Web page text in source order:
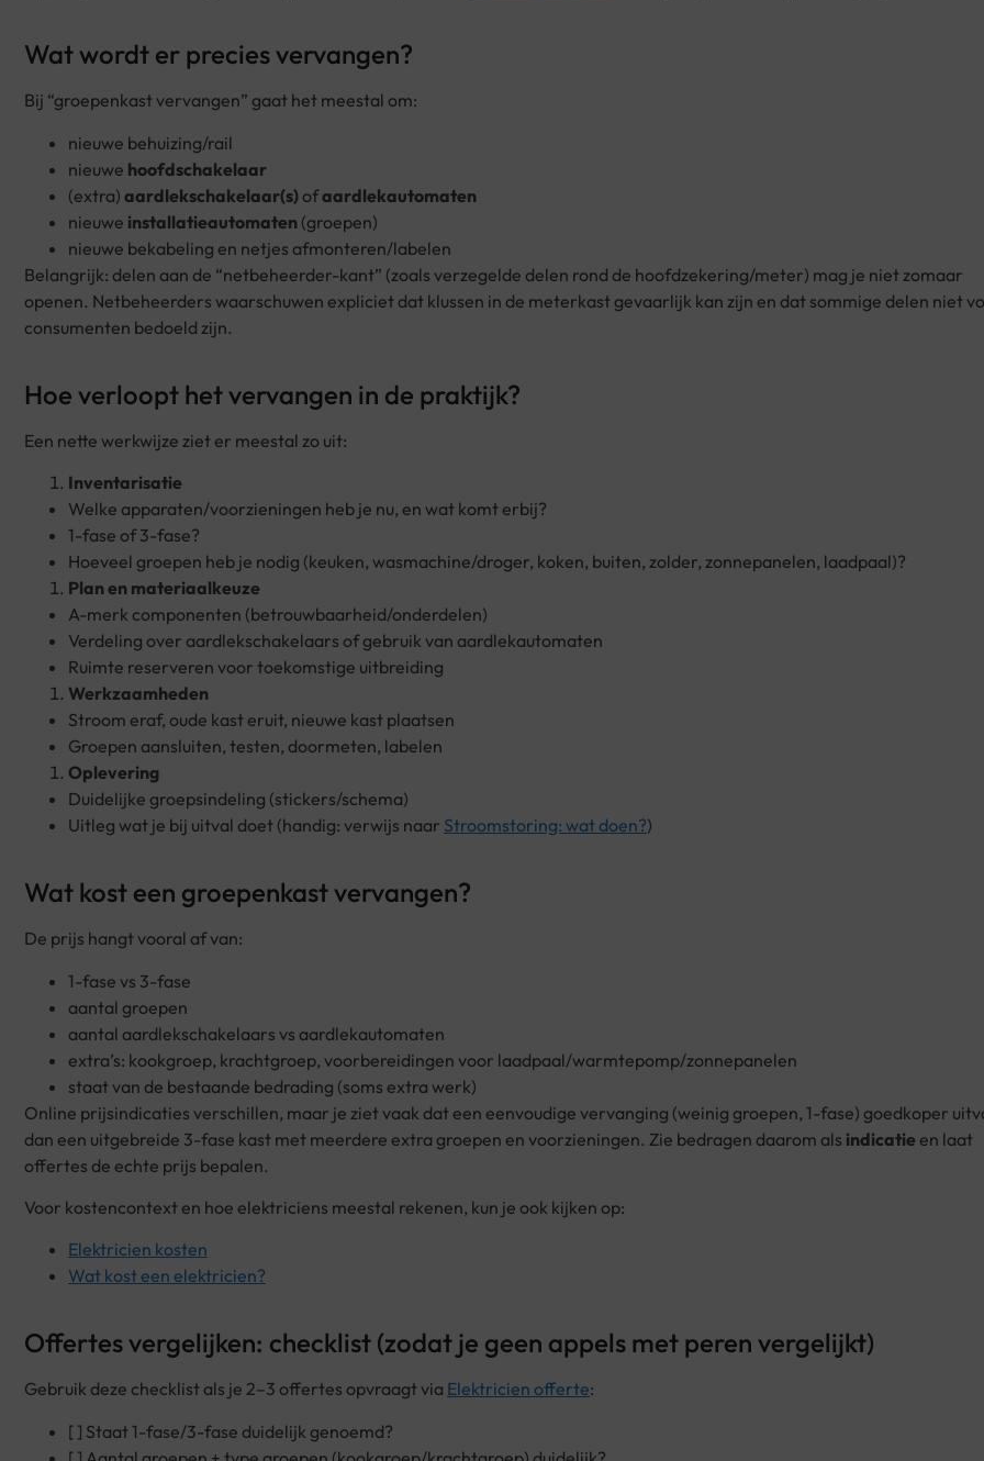
Wat wordt er precies vervangen?
Bij “groepenkast vervangen” gaat het meestal om:
nieuwe behuizing/rail
nieuwe hoofdschakelaar
(extra) aardlekschakelaar(s) ofaardlekautomaten
nieuwe installatieautomaten (groepen)
nieuwe bekabeling en netjes afmonteren/labelen
Belangrijk: delen aan de “netbeheerder-kant” (zoals verzegelde delen rond de hoofdzekering/meter) mag je niet zomaar
openen. Netbeheerders waarschuwen expliciet dat klussen in de meterkast gevaarlijk kan zijn en dat sommige delen niet
consumenten bedoeld zijn.
Hoe verloopt het vervangen in de praktijk?
Een nette werkwijze ziet er meestal zo uit:
Inventarisatie
Welke apparaten/voorzieningen heb je nu, en wat komt erbij?
1-fase of 3-fase?
Hoeveel groepen heb je nodig (keuken, wasmachine/droger, koken, buiten, zolder, zonnepanelen, laadpaal)?
Plan en materiaalkeuze
A-merk componenten (betrouwbaarheid/onderdelen)
Verdeling over aardlekschakelaars of gebruik van aardlekautomaten
Ruimte reserveren voor toekomstige uitbreiding
Werkzaamheden
Stroom eraf, oude kast eruit, nieuwe kast plaatsen
Groepen aansluiten, testen, doormeten, labelen
Oplevering
Duidelijke groepsindeling (stickers/schema)
Uitleg wat je bij uitval doet (handig: verwijs naar Stroomstoring: wat doen?)
Wat kost een groepenkast vervangen?
De prijs hangt vooral af van:
1-fase vs 3-fase
aantal groepen
aantal aardlekschakelaars vs aardlekautomaten
extra’s: kookgroep, krachtgroep, voorbereidingen voor laadpaal/warmtepomp/zonnepanelen
staat van de bestaande bedrading (soms extra werk)
Online prijsindicaties verschillen, maar je ziet vaak dat een eenvoudige vervanging (weinig groepen, 1-fase) goedkoper
dan een uitgebreide 3-fase kast met meerdere extra groepen en voorzieningen. Zie bedragen daarom als indicatie en laat
offertes de echte prijs bepalen.
Voor kostencontext en hoe elektriciens meestal rekenen, kun je ook kijken op:
Elektricien kosten
Wat kost een elektricien?
Offertes vergelijken: checklist (zodat je geen appels met peren vergelijkt)
Gebruik deze checklist als je 2–3 offertes opvraagt via Elektricien offerte:
[ ] Staat 1-fase/3-fase duidelijk genoemd?